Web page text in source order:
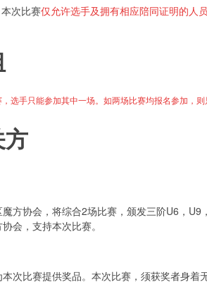
次比赛仅允许选手及拥有相应陪同证明的人
选手只能参加其中一场。如两场比赛均报名参加，
方协会，将综合2场比赛，颁发三阶U6，
会，支持本次比赛。
次比赛提供奖品。本次比赛，须获奖者身